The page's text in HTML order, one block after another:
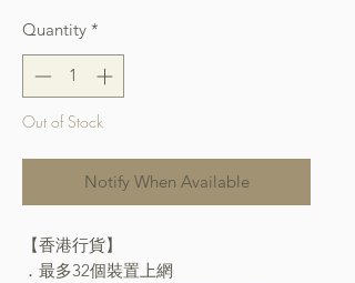
Quantity *
Out of Stock
Notify When Available
【香港行貨】
．最多32個裝置上網